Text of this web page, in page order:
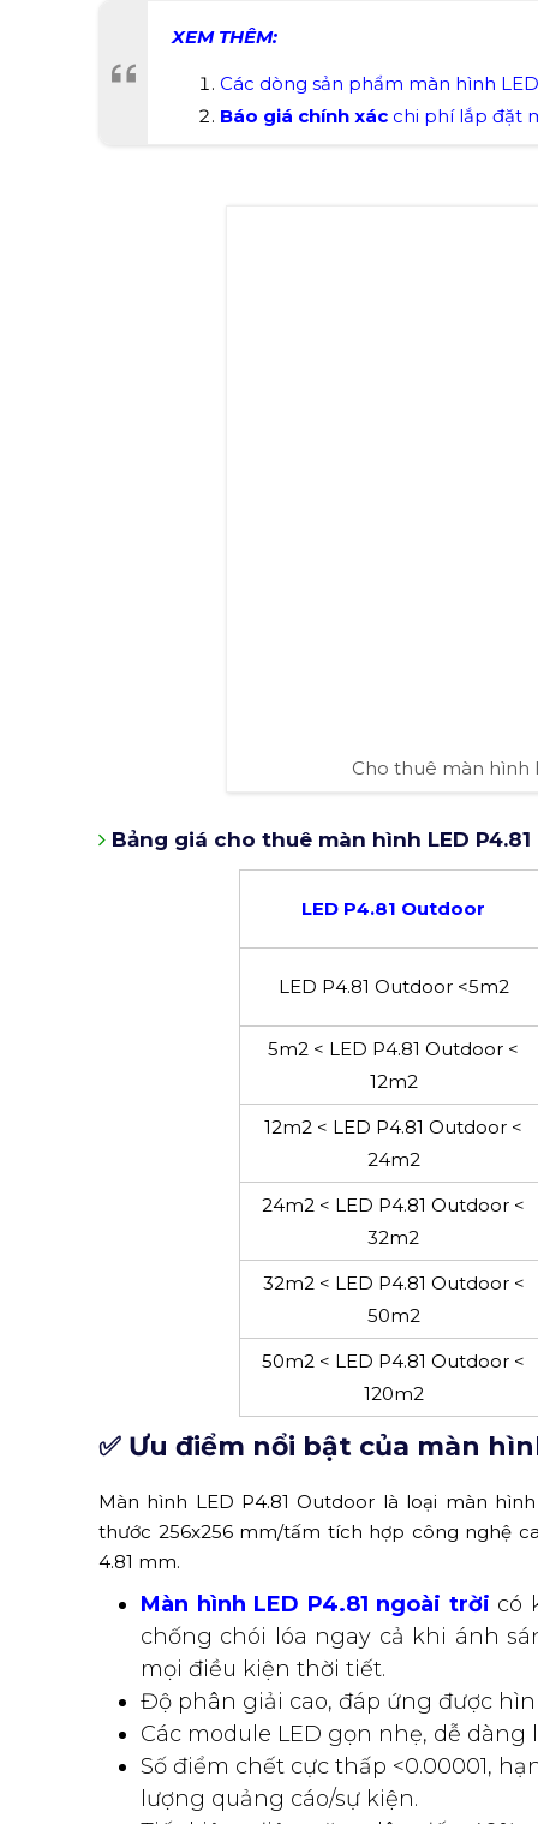
XEM THÊM:
Các dòng sản phẩm màn hình LED
Báo giá chính xác chi phí lắp đặt
Cho thuê màn hình
Bảng giá cho thuê màn hình LED P4.81
LED P4.81 Outdoor
LED P4.81 Outdoor <5m2
12m2
24m2
24m2 < LED P4.81 Outdoor <
32m2
32m2 < LED P4.81 Outdoor <
50m2 < LED P4.81 Outdoor <
120m2
✅ Ưu điểm nổi bật của màn
Màn hình LED P4.81 Outdoor là loại màn
thước 256x256 mm/tấm tích hợp công nghệ
4.81 mm.